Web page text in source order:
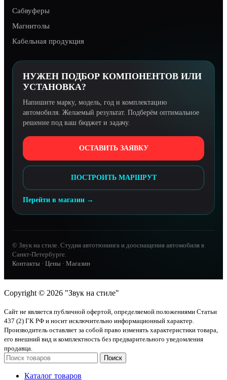
Сабвуферы
Магнитолы
Кабельная продукция
НУЖЕН ПОДБОР КОМПОНЕНТОВ ИЛИ
УСТАНОВКА?
Напишите марку, модель, год и комплектацию
автомобиля. Желаемый результат. Подберём оптимальное
решение под ваш бюджет и задачу.
ОСТАВИТЬ ЗАЯВКУ
ПОСТРОИТЬ МАРШРУТ
Перейти в магазин →
© Звук на стиле. Студия автотюнинга и дооснащения автомобиля в
Санкт-Петербурге.
Контакты · Цены · Магазин
Copyright © 2026 "Звук на стиле"
Сайт не является публичной офертой, определяемой положениями Статьи
437 (2) ГК РФ и носит исключительно информационный характер.
Производитель оставляет за собой право изменять характеристики товара,
его внешний вид и комплектность без предварительного уведомления
продавца.
Поиск
Каталог товаров